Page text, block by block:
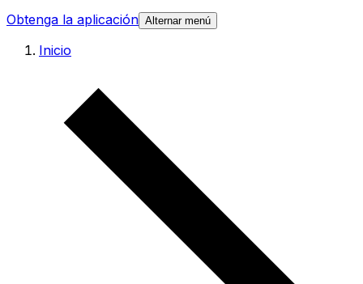
Obtenga la aplicación Alternar menú
Inicio